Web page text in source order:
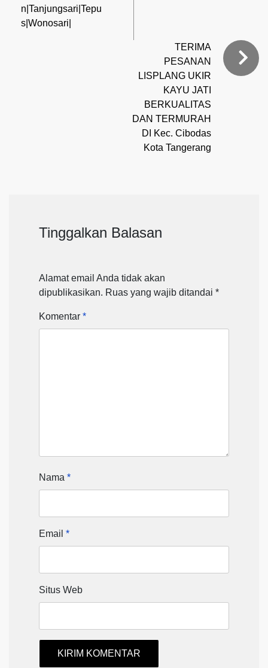
n|Tanjungsari|Tepu
s|Wonosari|
TERIMA
PESANAN
LISPLANG UKIR
KAYU JATI
BERKUALITAS
DAN TERMURAH
DI Kec. Cibodas
Kota Tangerang
Tinggalkan Balasan
Alamat email Anda tidak akan
dipublikasikan. Ruas yang wajib ditandai *
Komentar *
Nama *
Email *
Situs Web